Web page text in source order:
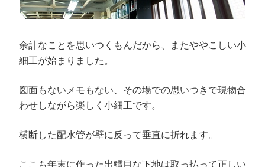
余計なことを思いつくもんだから、またややこしい小
細工が始まりました。
図面もないメモもない、その場での思いつきで現物合
わせしながら楽しく小細工です。
横断した配水管が壁に反って垂直に折れます。
ここも年末に作った出鱈目な下地は取っ払って正しい